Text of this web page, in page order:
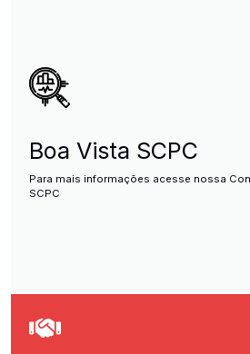
Boa Vista SCPC
Para mais informações acesse nossa
SCPC